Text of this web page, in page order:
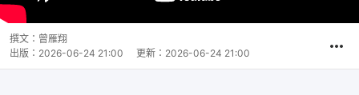
撰文： 曾雁翔
出版： 2026-06-24 21:00 更新： 2026-06-24 21:00